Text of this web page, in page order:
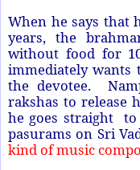
When he says that
years, the
without food for
immediately wants
the devotee.
rakshas to
he goes straight
pasurams on Sri
kind of music